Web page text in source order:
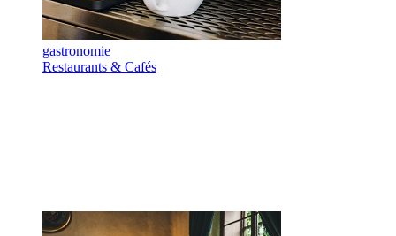
gastronomie
Restaurants & Cafés